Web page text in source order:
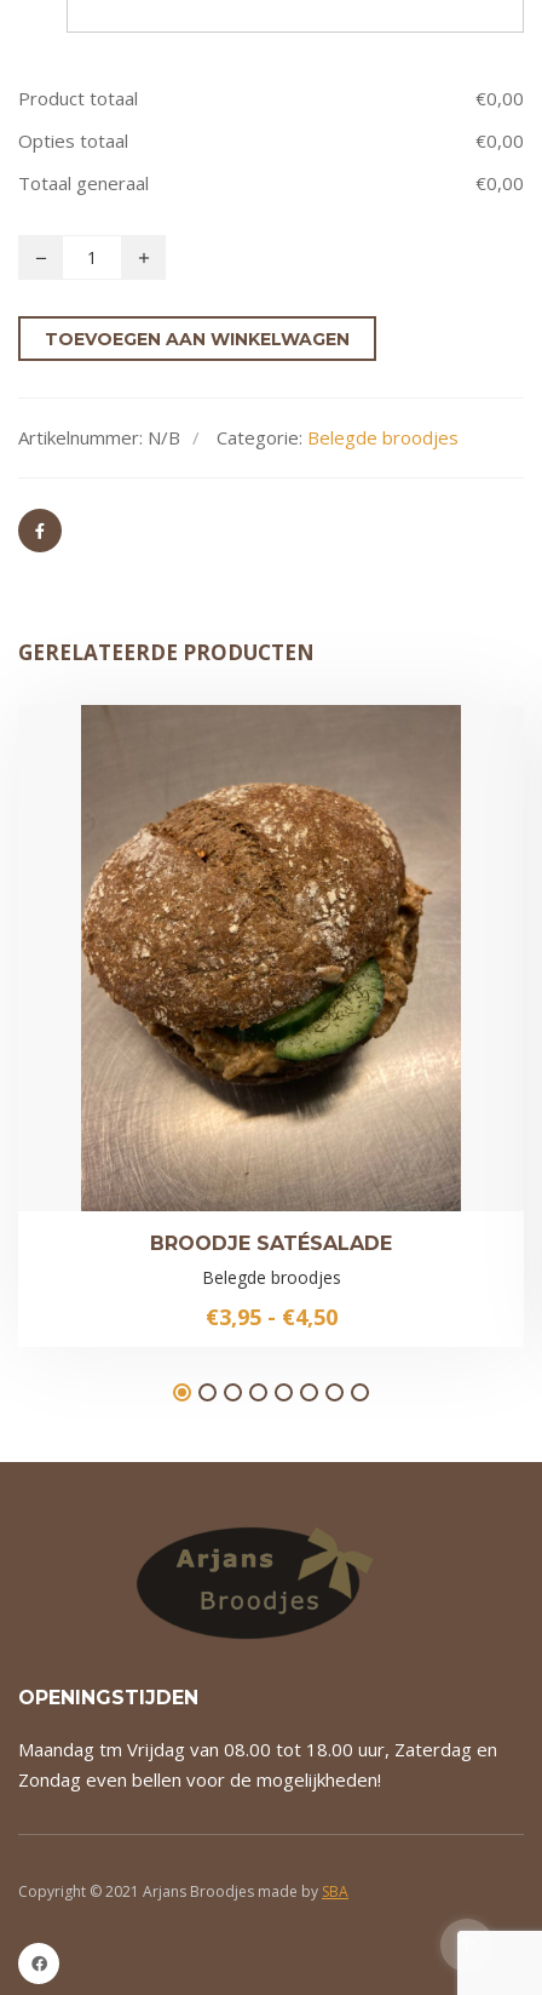
Product totaal €0,00
Opties totaal
€0,00
Totaal generaal
€0,00
TOEVOEGEN AAN WINKELWAGEN
Artikelnummer: N/B Categorie: Belegde broodjes
BROODJE SATÉSALADE
Belegde broodjes
€3,95 - €4,50Prijsklasse:
tot
OPENINGSTIJDEN
Maandag tm Vrijdag van 08.00 tot 18.00 uur, Zaterdag en
Zondag even bellen voor de mogelijkheden!
Copyright © 2021 Arjans Broodjes made by SBA